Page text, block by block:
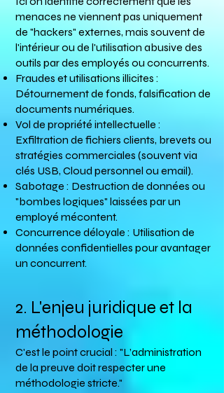
menaces ne viennent pas uniquement
de "hackers" externes, mais souvent de
l'intérieur ou de l'utilisation abusive des
outils par des employés ou concurrents.
Fraudes et utilisations illicites :
Détournement de fonds, falsification de
documents numériques.
Vol de propriété intellectuelle :
Exfiltration de fichiers clients, brevets ou
stratégies commerciales (souvent via
clés USB, Cloud personnel ou email).
Sabotage : Destruction de données ou
"bombes logiques" laissées par un
employé mécontent.
Concurrence déloyale : Utilisation de
données confidentielles pour avantager
un concurrent.
2. L'enjeu juridique et la
méthodologie
C'est le point crucial : "L’administration
de la preuve doit respecter une
méthodologie stricte."